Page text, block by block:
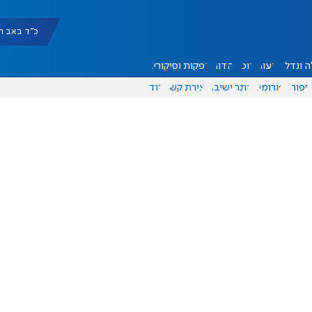
כ"ד באב תשפ"ו
ונדל"ן דעות אוכל יהדות הפקות וסיקורים
ספורט פורומים אתר ישיבה יצירת קשר עוד